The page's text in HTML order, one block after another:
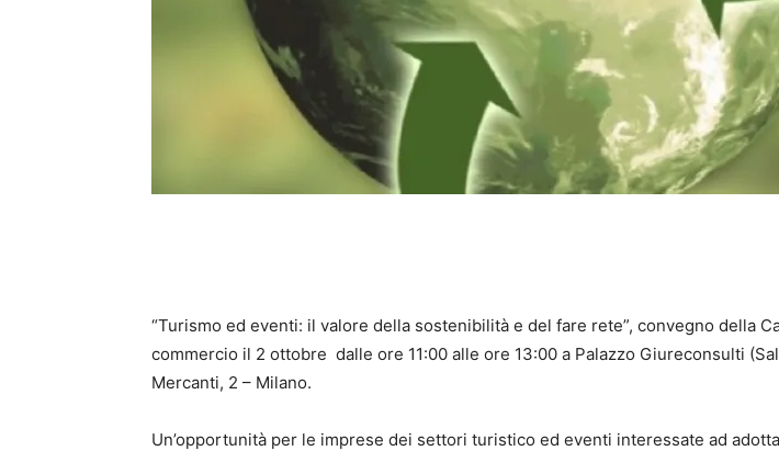
“Turismo ed eventi: il valore della sostenibilità e del fare rete”, convegno della
commercio il 2 ottobre dalle ore 11:00 alle ore 13:00 a Palazzo Giureconsulti
Mercanti, 2 – Milano.
Un’opportunità per le imprese dei settori turistico ed eventi interessate ad